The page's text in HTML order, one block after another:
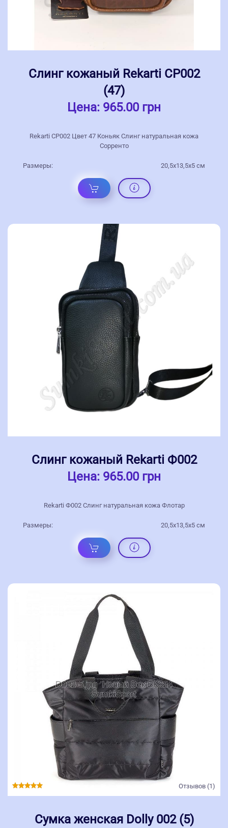
Слинг кожаный Rekarti СР002
(47)
Цена: 965.00 грн
Rekarti СР002 Цвет 47 Коньяк Слинг натуральная кожа
Сорренто
Размеры: 20,5х13,5х5 см
Слинг кожаный Rekarti Ф002
Цена: 965.00 грн
Rekarti Ф002 Слинг натуральная кожа Флотар
Размеры: 20,5х13,5х5 см
Отзывов (1)
Сумка женская Dolly 002 (5)